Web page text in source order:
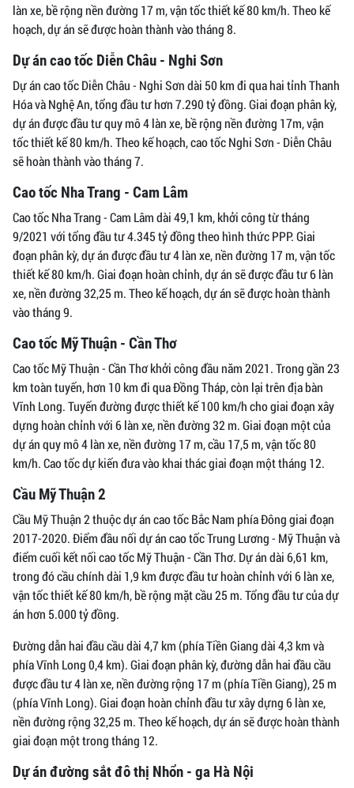
làn xe, bề rộng nền đường 17 m, vận tốc thiết kế 80 km/h. Theo kế
hoạch, dự án sẽ được hoàn thành vào tháng 8.
Dự án cao tốc Diễn Châu - Nghi Sơn
Dự án cao tốc Diễn Châu - Nghi Sơn dài 50 km đi qua hai tỉnh Thanh
Hóa và Nghệ An, tổng đầu tư hơn 7.290 tỷ đồng. Giai đoạn phân kỳ,
dự án được đầu tư quy mô 4 làn xe, bề rộng nền đường 17m, vận
tốc thiết kế 80 km/h. Theo kế hoạch, cao tốc Nghi Sơn - Diễn Châu
sẽ hoàn thành vào tháng 7.
Cao tốc Nha Trang - Cam Lâm
Cao tốc Nha Trang - Cam Lâm dài 49,1 km, khởi công từ tháng
9/2021 với tổng đầu tư 4.345 tỷ đồng theo hình thức PPP. Giai
đoạn phân kỳ, dự án được đầu tư 4 làn xe, nền đường 17 m, vận tốc
thiết kế 80 km/h. Giai đoạn hoàn chỉnh, dự án sẽ được đầu tư 6 làn
xe, nền đường 32,25 m. Theo kế hoạch, dự án sẽ được hoàn thành
vào tháng 9.
Cao tốc Mỹ Thuận - Cần Thơ
Cao tốc Mỹ Thuận - Cần Thơ khởi công đầu năm 2021. Trong gần 23
km toàn tuyến, hơn 10 km đi qua Đồng Tháp, còn lại trên địa bàn
Vĩnh Long. Tuyến đường được thiết kế 100 km/h cho giai đoạn xây
dựng hoàn chỉnh với 6 làn xe, nền đường 32 m. Giai đoạn một của
dự án quy mô 4 làn xe, nền đường 17 m, cầu 17,5 m, vận tốc 80
km/h. Cao tốc dự kiến đưa vào khai thác giai đoạn một tháng 12.
Cầu Mỹ Thuận 2
Cầu Mỹ Thuận 2 thuộc dự án cao tốc Bắc Nam phía Đông giai đoạn
2017-2020. Điểm đầu nối dự án cao tốc Trung Lương - Mỹ Thuận và
điểm cuối kết nối cao tốc Mỹ Thuận - Cần Thơ. Dự án dài 6,61 km,
trong đó cầu chính dài 1,9 km được đầu tư hoàn chỉnh với 6 làn xe,
vận tốc thiết kế 80 km/h, bề rộng mặt cầu 25 m. Tổng đầu tư của dự
án hơn 5.000 tỷ đồng.
Đường dẫn hai đầu cầu dài 4,7 km (phía Tiền Giang dài 4,3 km và
phía Vĩnh Long 0,4 km). Giai đoạn phân kỳ, đường dẫn hai đầu cầu
được đầu tư 4 làn xe, nền đường rộng 17 m (phía Tiền Giang), 25 m
(phía Vĩnh Long). Giai đoạn hoàn chỉnh đầu tư xây dựng 6 làn xe,
nền đường rộng 32,25 m. Theo kế hoạch, dự án sẽ được hoàn thành
giai đoạn một trong tháng 12.
Dự án đường sắt đô thị Nhổn - ga Hà Nội